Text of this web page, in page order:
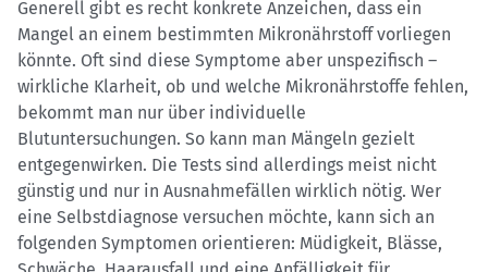
Generell gibt es recht konkrete Anzeichen, dass ein
Mangel an einem bestimmten Mikronährstoff vorliegen
könnte. Oft sind diese Symptome aber unspezifisch –
wirkliche Klarheit, ob und welche Mikronährstoffe fehlen,
bekommt man nur über individuelle
Blutuntersuchungen. So kann man Mängeln gezielt
entgegenwirken. Die Tests sind allerdings meist nicht
günstig und nur in Ausnahmefällen wirklich nötig. Wer
eine Selbstdiagnose versuchen möchte, kann sich an
folgenden Symptomen orientieren: Müdigkeit, Blässe,